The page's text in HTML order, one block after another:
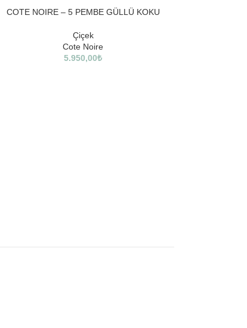
SOLD
COTE NOIRE – 5 PEMBE GÜLLÜ KOKU
Çiçek
Cote Noire
5.950,00₺